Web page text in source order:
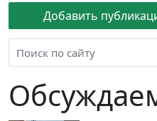
Добавить